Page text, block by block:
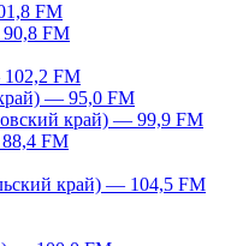
FM
FM
FM
— 95,0 FM
край) — 99,9 FM
FM
край) — 104,5 FM